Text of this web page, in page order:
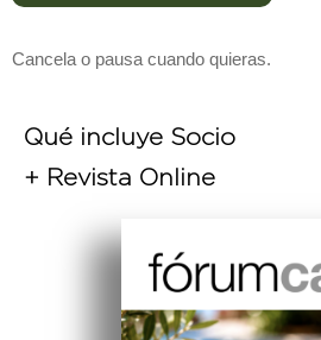
brújula
MAGAZINE
ASOCIADOS
FORMACIONES
algo nuevo que
Cancela o pausa cuando quieras.
Qué incluye Socio
+ Revista Online